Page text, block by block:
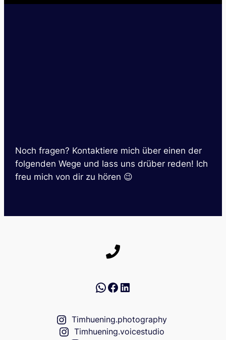
Noch fragen? Kontaktiere mich über einen der
folgenden Wege und lass uns drüber reden! Ich
freu mich von dir zu hören 😉
WhatsApp
Facebook
LinkedIn
Timhuening.photography
Timhuening.voicestudio